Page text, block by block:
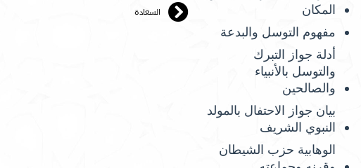
المكان
مفهوم التوسل والبدعة
أدلة جواز التبرك
والتوسل بالأنبياء
والصالحين
بيان جواز الاحتفال بالمولد
النبوي الشريف
الوهابية حزب الشيطان
السعادة